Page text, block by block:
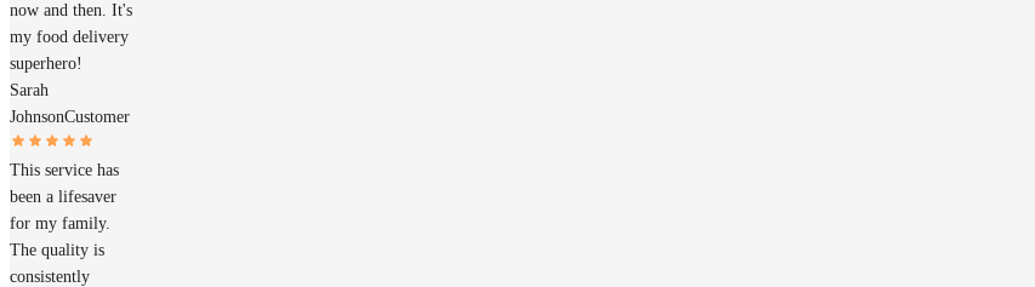
now and then. It's
my food delivery
superhero!
Sarah
JohnsonCustomer
This service has
been a lifesaver
for my family.
The quality is
consistently